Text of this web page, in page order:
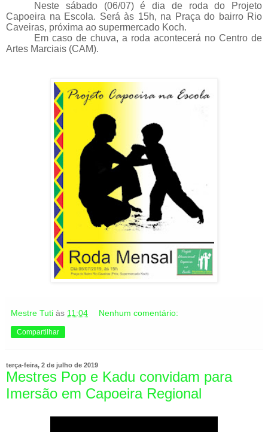
Neste sábado (06/07) é dia de roda do Projeto
Capoeira na Escola. Será às 15h, na Praça do bairro Rio
Caveiras, próxima ao supermercado Koch.
Em caso de chuva, a roda acontecerá no Centro de
Artes Marciais (CAM).
Mestre Tuti às 11:04 Nenhum comentário:
Compartilhar
terça-feira, 2 de julho de 2019
Mestres Pop e Kadu convidam para
Imersão em Capoeira Regional